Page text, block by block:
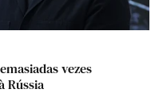
vezes
Rússia